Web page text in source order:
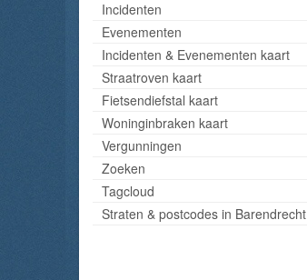
Incidenten
Evenementen
Incidenten & Evenementen kaart
Straatroven kaart
Fietsendiefstal kaart
Woninginbraken kaart
Vergunningen
Zoeken
Tagcloud
Straten & postcodes in Barendrecht